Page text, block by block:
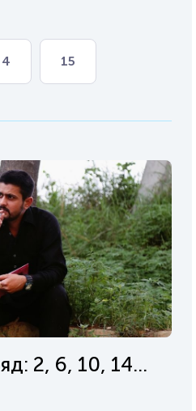
4 15
2, 6, 10, 14...